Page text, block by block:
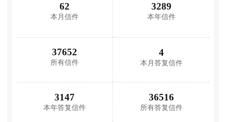
62
本月信件
3289
本年信件
37652
所有信件
4
本月答复信件
3147
本年答复信件
36516
所有答复信件